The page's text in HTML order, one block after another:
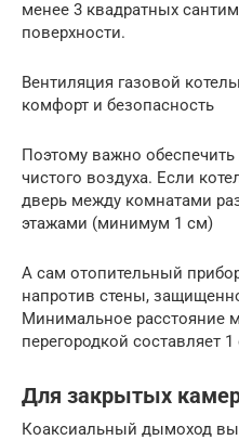
менее 3 квадратных
поверхности.
Вентиляция газовой
комфорт и безопасность
Поэтому важно
чистого воздуха. Если
дверь между комнатами
этажами (минимум 1 см)
А сам отопительный
напротив стены,
Минимальное расстояние
перегородкой составляет 1
Для закрытых камер
Коаксиальный дымоход